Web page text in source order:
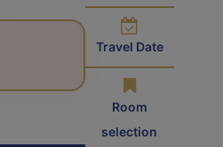
Travel Date
Room
selection